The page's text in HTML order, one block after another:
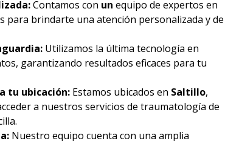
Contamos con un equipo de expertos en
para brindarte una atención personalizada y de
Utilizamos la última tecnología en
garantizando resultados eficaces para tu
tu ubicación: Estamos ubicados en Saltillo,
a nuestros servicios de traumatología de
Nuestro equipo cuenta con una amplia